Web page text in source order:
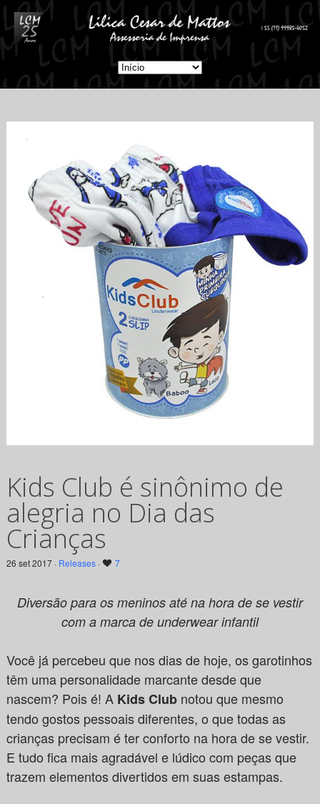
Kids Club é sinônimo de
alegria no Dia das
Crianças
26 set 2017 · Releases· 7
Diversão para os meninos até na hora de se vestir
com a marca de underwear infantil
Você já percebeu que nos dias de hoje, os garotinhos
têm uma personalidade marcante desde que
nascem? Pois é! A Kids Clubnotou que mesmo
tendo gostos pessoais diferentes, o que todas as
crianças precisam é ter conforto na hora de se vestir.
E tudo fica mais agradável e lúdico com peças que
trazem elementos divertidos em suas estampas.